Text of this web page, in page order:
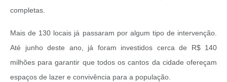
completas.
Mais de 130 locais já passaram por algum tipo de intervenção.
Até junho deste ano, já foram investidos cerca de R$ 140
milhões para garantir que todos os cantos da cidade ofereçam
espaços de lazer e convivência para a população.